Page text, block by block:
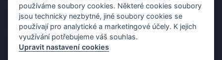
Kup špekáčky od Váhaly a vyhraj s naCOOPkou sekerku Fiskars
29.07
Prokop pro Vás vybírá na víkendovku ty nejlepší ceny z letáku!
29.07
používáme soubory cookies. Některé cookies soubory
jsou technicky nezbytné, jiné soubory cookies se
používají pro analytické a marketingové účely. K jejich
využívání potřebujeme váš souhlas.
Upravit nastavení cookies